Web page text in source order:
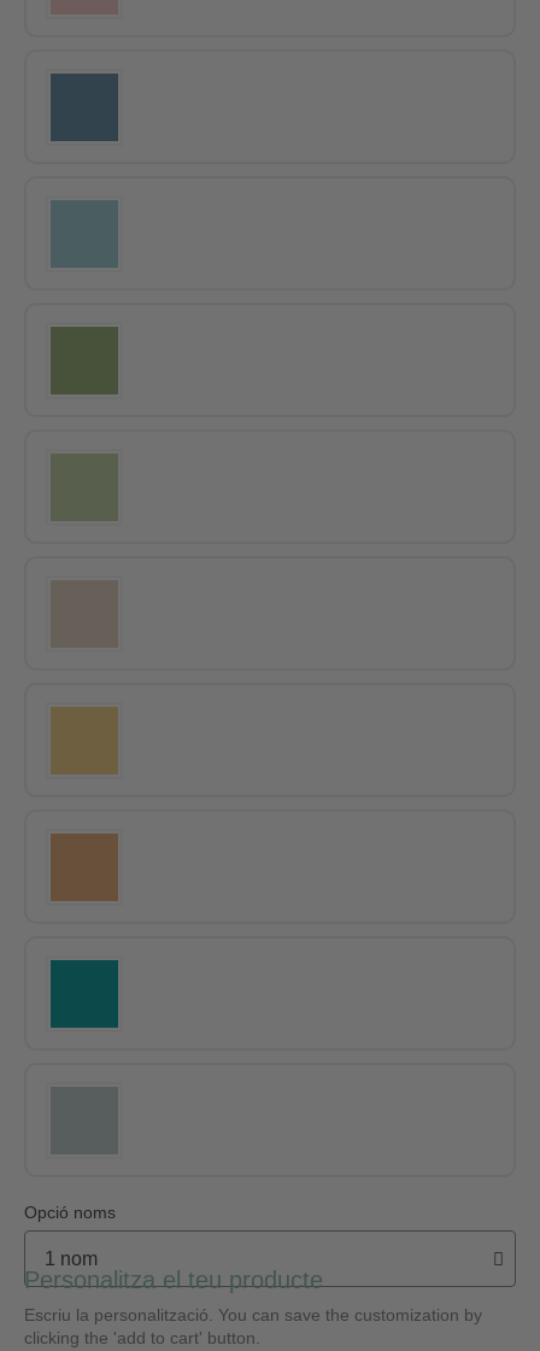
Opció noms
Personalitza el teu producte
Escriu la personalització. You can save the customization by
clicking the 'add to cart' button.